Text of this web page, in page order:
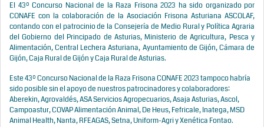
El 43º Concurso Nacional de la Raza Frisona 2023 ha sido organizado por
CONAFE con la colaboración de la Asociación Frisona Asturiana ASCOLAF,
contando con el patrocinio de la Consejería de Medio Rural y Política Agraria
del Gobierno del Principado de Asturias, Ministerio de Agricultura, Pesca y
Alimentación, Central Lechera Asturiana, Ayuntamiento de Gijón, Cámara de
Gijón, Caja Rural de Gijón y Caja Rural de Asturias.
Este 43º Concurso Nacional de la Raza Frisona CONAFE 2023 tampoco habría
sido posible sin el apoyo de nuestros patrocinadores y colaboradores:
Aberekin, Agrovaldés, ASA Servicios Agropecuarios, Asaja Asturias, Ascol,
Campoastur, COVAP Alimentación Animal, De Heus, Fefricale, Inatega, MSD
Animal Health, Nanta, RFEAGAS, Setna, Uniform-Agri y Xenética Fontao.